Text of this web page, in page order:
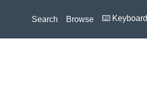
Search Browse ⌨️ Keyboard